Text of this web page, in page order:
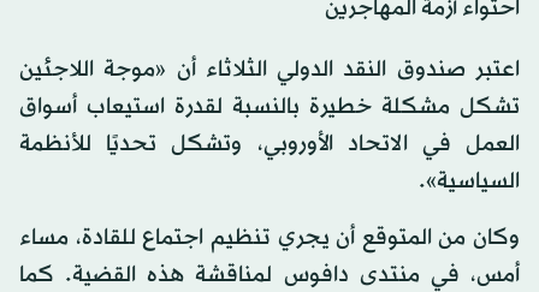
احتواء أزمة المهاجرين
اعتبر صندوق النقد الدولي الثلاثاء أن «موجة اللاجئين
تشكل مشكلة خطيرة بالنسبة لقدرة استيعاب أسواق
العمل في الاتحاد الأوروبي، وتشكل تحديًا للأنظمة
السياسية».
وكان من المتوقع أن يجري تنظيم اجتماع للقادة، مساء
أمس، في منتدى دافوس لمناقشة هذه القضية. كما